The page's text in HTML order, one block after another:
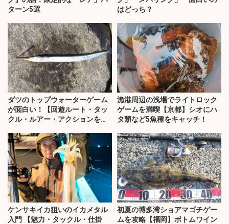
ターン5選
はどっち？
ダツのトップウォーターゲーム
が面白い！【回遊ルート・タッ
クル・ルアー・アクションを解
漁港周辺の浅場でライトロック
ゲームを満喫【京都】シオにハ
タ類など5魚種をキャッチ！
ケンサキイカ狙いのイカメタル
入門 【魅力・タックル・仕掛
初夏の博多湾ショアマゴチゲー
ムを攻略【福岡】ボトムワイン